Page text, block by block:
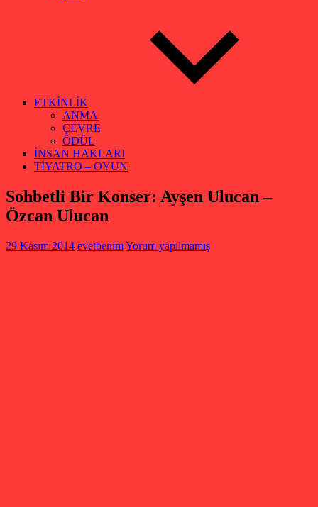
ETKİNLİK
ANMA
ÇEVRE
ÖDÜL
İNSAN HAKLARI
TİYATRO – OYUN
Sohbetli Bir Konser: Ayşen Ulucan –
Özcan Ulucan
29 Kasım 2014 evetbenimYorum yapılmamış